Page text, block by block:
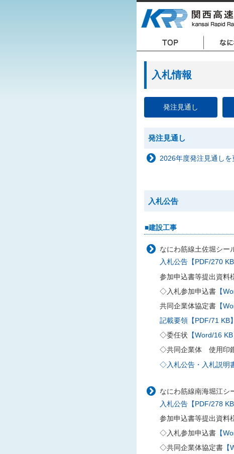
入札情報
発注見通し
発注見通し
2026年度発注見通しを
入札公告
■建設工事
なにわ筋線土佐堀シー
入札公告【PDF/270 KB
参加申込書等提出資料
◇入札参加申込書【
共同企業体協定書【
記載要領【PDF/71 KB】
◇委任状 【Word/16 KB
◇共同企業体 使用印
◇入札公告・入札説明
なにわ筋線南海堀江シ
入札公告【PDF/278 KB
参加申込書等提出資料
◇入札参加申込書【
◇共同企業体協定書【